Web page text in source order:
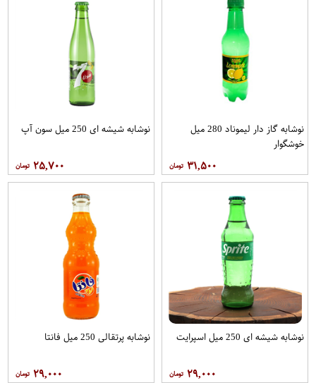
نوشابه گاز دار لیموناد 280 میل
خوشگوار
۳۱,۵۰۰
نوشابه شیشه ای 250 میل سون آپ
۲۵,۷۰۰
نوشابه شیشه ای 250 میل اسپرایت
۲۹,۰۰۰
نوشابه پرتقالی 250 میل فانتا
۲۹,۰۰۰